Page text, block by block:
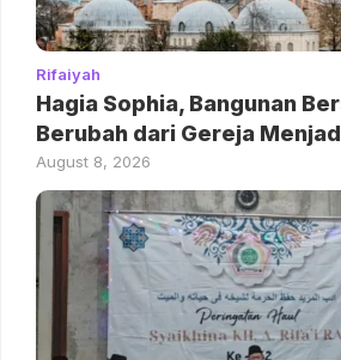
Rifaiyah
Hagia Sophia, Bangunan
Berubah dari Gereja
August 8, 2026